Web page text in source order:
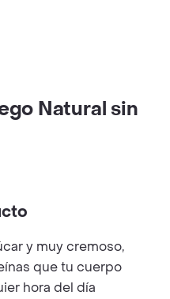
Natural sin
y muy cremoso,
que tu cuerpo
hora del día